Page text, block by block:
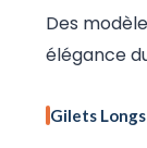
Des
élégance
Gilets